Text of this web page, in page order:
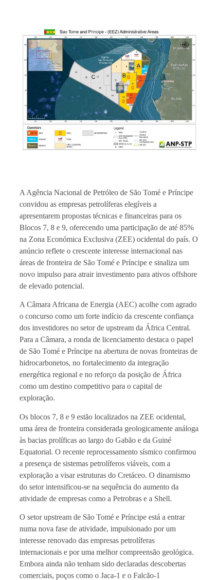
A Agência Nacional de Petróleo de São Tomé e Príncipe
convidou as empresas petrolíferas elegíveis a
apresentarem propostas técnicas e financeiras para os
Blocos 7, 8 e 9, oferecendo uma participação de até 85%
na Zona Económica Exclusiva (ZEE) ocidental do país. O
anúncio reflete o crescente interesse internacional nas
áreas de fronteira de São Tomé e Príncipe e sinaliza um
novo impulso para atrair investimento para ativos offshore
de elevado potencial.
A Câmara Africana de Energia (AEC) acolhe com agrado
o concurso como um forte indício da crescente confiança
dos investidores no setor de upstream da África Central.
Para a Câmara, a ronda de licenciamento destaca o papel
de São Tomé e Príncipe na abertura de novas fronteiras de
hidrocarbonetos, no fortalecimento da integração
energética regional e no reforço da posição de África
como um destino competitivo para o capital de
exploração.
Os blocos 7, 8 e 9 estão localizados na ZEE ocidental,
uma área de fronteira considerada geologicamente análoga
às bacias prolíficas ao largo do Gabão e da Guiné
Equatorial. O recente reprocessamento sísmico confirmou
a presença de sistemas petrolíferos viáveis, com a
exploração a visar estruturas do Cretáceo. O dinamismo
do setor intensificou-se na sequência do aumento da
atividade de empresas como a Petrobras e a Shell.
O setor upstream de São Tomé e Príncipe está a entrar
numa nova fase de atividade, impulsionado por um
interesse renovado das empresas petrolíferas
internacionais e por uma melhor compreensão geológica.
Embora ainda não tenham sido declaradas descobertas
comerciais, poços como o Jaca-1 e o Falcão-1